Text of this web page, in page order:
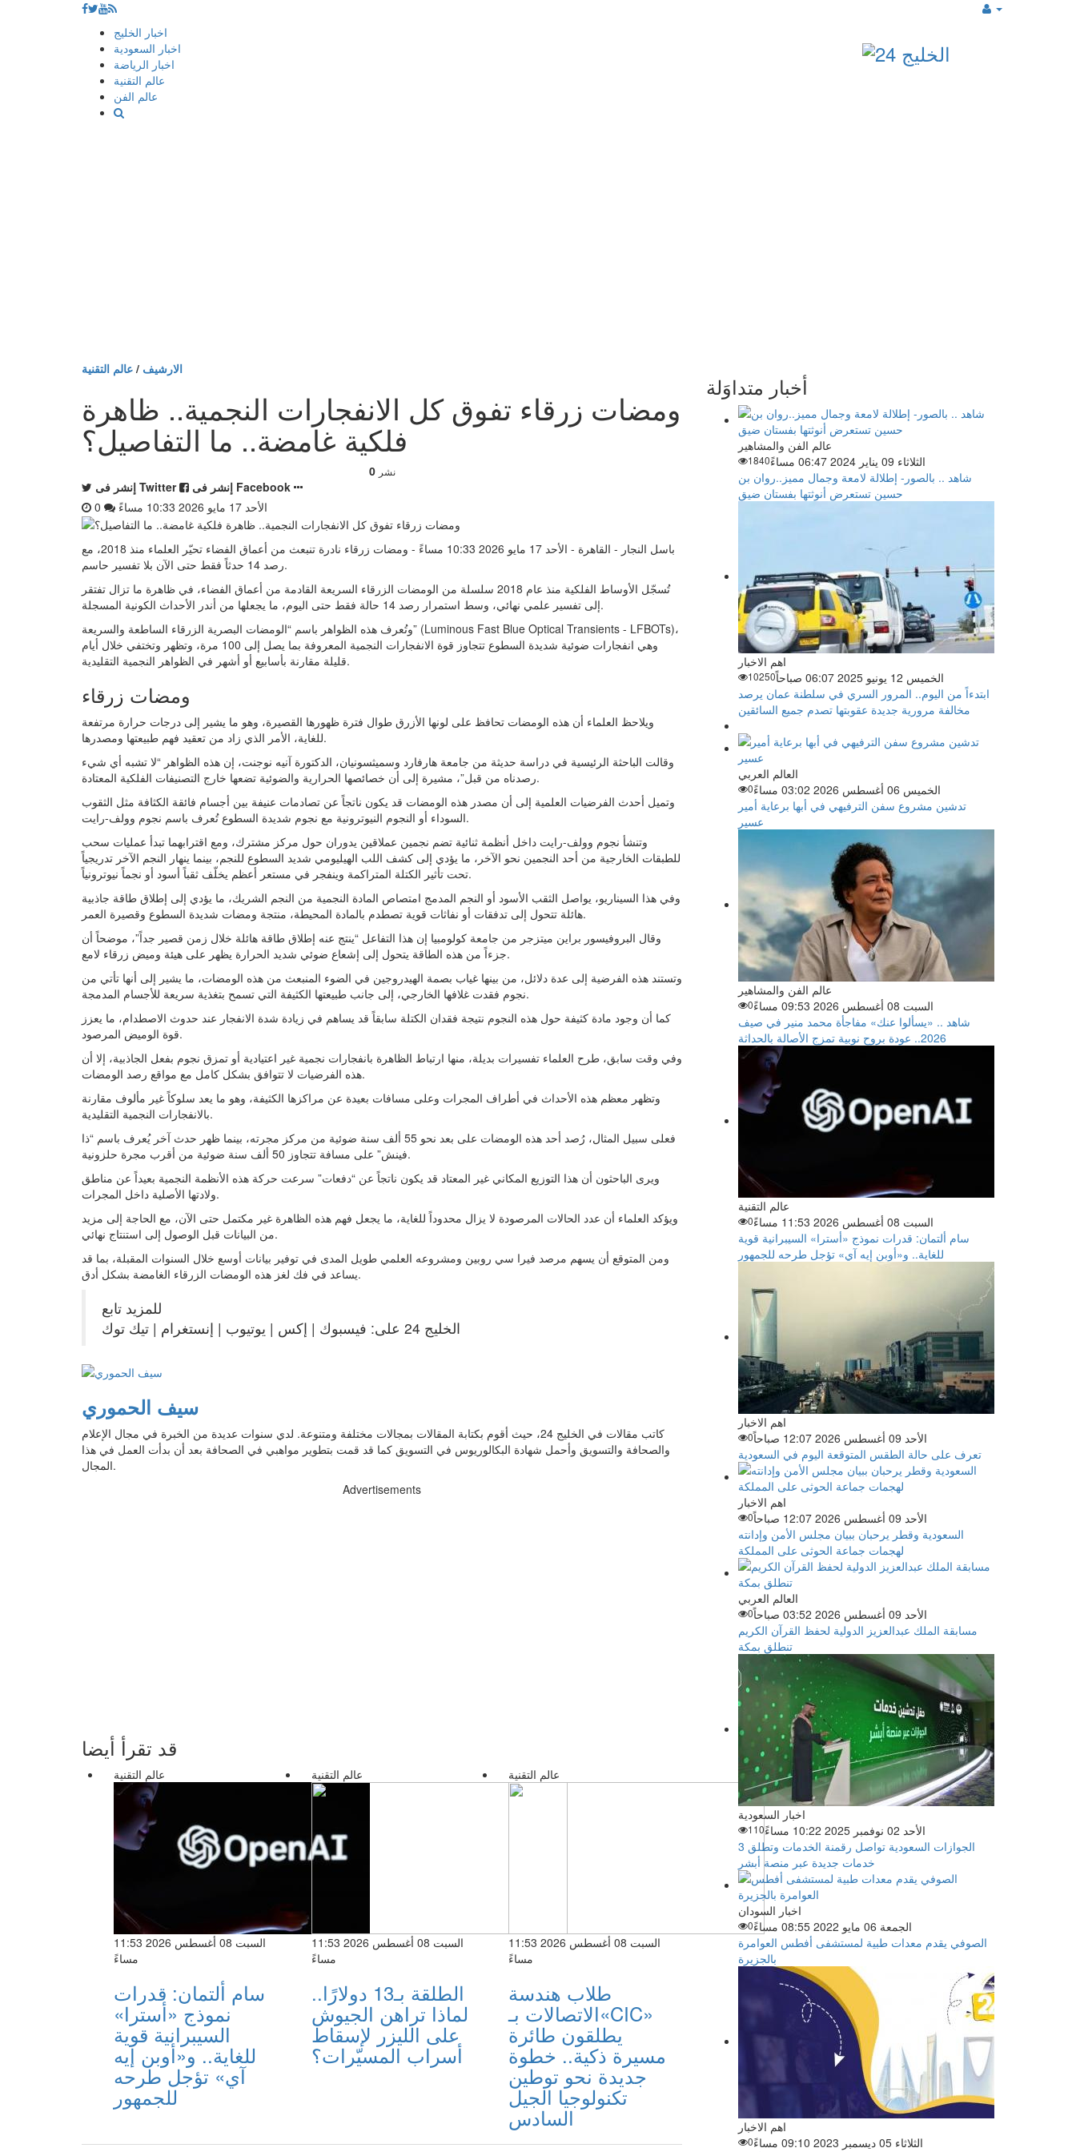
إذهب
المحتوى
اخبار الخليج
اخبار السعودية
اخبار الرياضة
عالم التقنية
عالم الفن
الارشيف / عالم التقنية
ومضات زرقاء تفوق كل الانفجارات النجمية.. ظاهرة
فلكية غامضة.. ما التفاصيل؟
0 نشر
إنشر فى Twitter
إنشر فى Facebook
الأحد 17 مايو 2026 10:33 مساءً
باسل النجار - القاهرة - الأحد 17 مايو 2026 10:33 مساءً - ومضات زرقاء نادرة تنبعث من أعماق الفضاء تحيّر العلماء منذ 2018، مع
رصد 14 حدثاً فقط حتى الآن بلا تفسير حاسم.
تُسجّل الأوساط الفلكية منذ عام 2018 سلسلة من الومضات الزرقاء السريعة القادمة من أعماق الفضاء، في ظاهرة ما تزال تفتقر
إلى تفسير علمي نهائي، وسط استمرار رصد 14 حالة فقط حتى اليوم، ما يجعلها من أندر الأحداث الكونية المسجلة.
وتُعرف هذه الظواهر باسم “الومضات البصرية الزرقاء الساطعة والسريعة” (Luminous Fast Blue Optical Transients - LFBOTs)،
وهي انفجارات ضوئية شديدة السطوع تتجاوز قوة الانفجارات النجمية المعروفة بما يصل إلى 100 مرة، وتظهر وتختفي خلال أيام
قليلة مقارنة بأسابيع أو أشهر في الظواهر النجمية التقليدية.
ومضات زرقاء
ويلاحظ العلماء أن هذه الومضات تحافظ على لونها الأزرق طوال فترة ظهورها القصيرة، وهو ما يشير إلى درجات حرارة مرتفعة
للغاية، الأمر الذي زاد من تعقيد فهم طبيعتها ومصدرها.
وقالت الباحثة الرئيسية في دراسة حديثة من جامعة هارفارد وسميثسونيان، الدكتورة آنيه نوجنت، إن هذه الظواهر “لا تشبه أي شيء
رصدناه من قبل”، مشيرة إلى أن خصائصها الحرارية والضوئية تضعها خارج التصنيفات الفلكية المعتادة.
وتميل أحدث الفرضيات العلمية إلى أن مصدر هذه الومضات قد يكون ناتجاً عن تصادمات عنيفة بين أجسام فائقة الكثافة مثل الثقوب
السوداء أو النجوم النيوترونية مع نجوم شديدة السطوع تُعرف باسم نجوم وولف-رايت.
وتنشأ نجوم وولف-رايت داخل أنظمة ثنائية تضم نجمين عملاقين يدوران حول مركز مشترك، ومع اقترابهما تبدأ عمليات سحب
للطبقات الخارجية من أحد النجمين نحو الآخر، ما يؤدي إلى كشف اللب الهيليومي شديد السطوع للنجم، بينما ينهار النجم الآخر تدريجياً
تحت تأثير الكتلة المتراكمة وينفجر في مستعر أعظم يخلّف ثقباً أسود أو نجماً نيوترونياً.
وفي هذا السيناريو، يواصل الثقب الأسود أو النجم المدمج امتصاص المادة النجمية من النجم الشريك، ما يؤدي إلى إطلاق طاقة جاذبية
هائلة تتحول إلى تدفقات أو نفاثات قوية تصطدم بالمادة المحيطة، منتجة ومضات شديدة السطوع وقصيرة العمر.
وقال البروفيسور براين ميتزجر من جامعة كولومبيا إن هذا التفاعل “ينتج عنه إطلاق طاقة هائلة خلال زمن قصير جداً”، موضحاً أن
جزءاً من هذه الطاقة يتحول إلى إشعاع ضوئي شديد الحرارة يظهر على هيئة وميض زرقاء لامع.
وتستند هذه الفرضية إلى عدة دلائل، من بينها غياب بصمة الهيدروجين في الضوء المنبعث من هذه الومضات، ما يشير إلى أنها تأتي من
نجوم فقدت غلافها الخارجي، إلى جانب طبيعتها الكثيفة التي تسمح بتغذية سريعة للأجسام المدمجة.
كما أن وجود مادة كثيفة حول هذه النجوم نتيجة فقدان الكتلة سابقاً قد يساهم في زيادة شدة الانفجار عند حدوث الاصطدام، ما يعزز
قوة الوميض المرصود.
وفي وقت سابق، طرح العلماء تفسيرات بديلة، منها ارتباط الظاهرة بانفجارات نجمية غير اعتيادية أو تمزق نجوم بفعل الجاذبية، إلا أن
هذه الفرضيات لا تتوافق بشكل كامل مع مواقع رصد الومضات.
وتظهر معظم هذه الأحداث في أطراف المجرات وعلى مسافات بعيدة عن مراكزها الكثيفة، وهو ما يعد سلوكاً غير مألوف مقارنة
بالانفجارات النجمية التقليدية.
فعلى سبيل المثال، رُصد أحد هذه الومضات على بعد نحو 55 ألف سنة ضوئية من مركز مجرته، بينما ظهر حدث آخر يُعرف باسم “ذا
فينش” على مسافة تتجاوز 50 ألف سنة ضوئية من أقرب مجرة حلزونية.
ويرى الباحثون أن هذا التوزيع المكاني غير المعتاد قد يكون ناتجاً عن “دفعات” سرعت حركة هذه الأنظمة النجمية بعيداً عن مناطق
ولادتها الأصلية داخل المجرات.
ويؤكد العلماء أن عدد الحالات المرصودة لا يزال محدوداً للغاية، ما يجعل فهم هذه الظاهرة غير مكتمل حتى الآن، مع الحاجة إلى مزيد
من البيانات قبل الوصول إلى استنتاج نهائي.
ومن المتوقع أن يسهم مرصد فيرا سي روبين ومشروعه العلمي طويل المدى في توفير بيانات أوسع خلال السنوات المقبلة، بما قد
يساعد في فك لغز هذه الومضات الزرقاء الغامضة بشكل أدق.
للمزيد تابع
الخليج 24 على: فيسبوك | إكس | يوتيوب | إنستغرام | تيك توك
سيف الحموري
كاتب مقالات في الخليج 24، حيث أقوم بكتابة المقالات بمجالات مختلفة ومتنوعة. لدي سنوات عديدة من الخبرة في مجال الإعلام
والصحافة والتسويق وأحمل شهادة البكالوريوس في التسويق كما قد قمت بتطوير مواهبي في الصحافة بعد أن بدأت العمل في هذا
المجال.
Advertisements
قد تقرأ أيضا
عالم التقنية
السبت 08 أغسطس 2026 11:53
مساءً
سام ألتمان: قدرات
نموذج «أسترا»
السيبرانية قوية
للغاية.. و«أوبن إيه
آي» تؤجل طرحه
للجمهور
عالم التقنية
السبت 08 أغسطس 2026 11:53
مساءً
الطلقة بـ13 دولارًا..
لماذا تراهن الجيوش
على الليزر لإسقاط
أسراب المسيّرات؟
عالم التقنية
السبت 08 أغسطس 2026 11:53
مساءً
طلاب هندسة
الاتصالات بـ«CIC»
يطلقون طائرة
مسيرة ذكية.. خطوة
جديدة نحو توطين
تكنولوجيا الجيل
السادس
أخبار متداوَلة
عالم الفن والمشاهير
الثلاثاء 09 يناير 2024 06:47 مساءً
1840
شاهد .. بالصور- إطلالة لامعة وجمال مميز..روان بن
حسين تستعرض أنوثتها بفستان ضيق
اهم الاخبار
الخميس 12 يونيو 2025 06:07 صباحاً
10250
ابتدءاً من اليوم.. المرور السري في سلطنة عمان يرصد
مخالفة مرورية جديدة عقوبتها تصدم جميع السائقين
العالم العربي
الخميس 06 أغسطس 2026 03:02 مساءً
0
تدشين مشروع سفن الترفيهي في أبها برعاية أمير
عسير
عالم الفن والمشاهير
السبت 08 أغسطس 2026 09:53 مساءً
0
شاهد .. «يسألوا عنك» مفاجأة محمد منير في صيف
2026.. عودة بروح نوبية تمزج الأصالة بالحداثة
عالم التقنية
السبت 08 أغسطس 2026 11:53 مساءً
0
سام ألتمان: قدرات نموذج «أسترا» السيبرانية قوية
للغاية.. و«أوبن إيه آي» تؤجل طرحه للجمهور
اهم الاخبار
الأحد 09 أغسطس 2026 12:07 صباحاً
0
تعرف على حالة الطقس المتوقعة اليوم في السعودية
اهم الاخبار
الأحد 09 أغسطس 2026 12:07 صباحاً
0
السعودية وقطر يرحبان ببيان مجلس الأمن وإدانته
لهجمات جماعة الحوثى على المملكة
العالم العربي
الأحد 09 أغسطس 2026 03:52 صباحاً
0
مسابقة الملك عبدالعزيز الدولية لحفظ القرآن الكريم
تنطلق بمكة
اخبار السعودية
الأحد 02 نوفمبر 2025 10:22 مساءً
110
الجوازات السعودية تواصل رقمنة الخدمات وتطلق 3
خدمات جديدة عبر منصة أبشر
اخبار السودان
الجمعة 06 مايو 2022 08:55 مساءً
0
الصوفي يقدم معدات طبية لمستشفى أفطس العوامرة
بالجزيرة
اهم الاخبار
الثلاثاء 05 ديسمبر 2023 09:10 مساءً
0